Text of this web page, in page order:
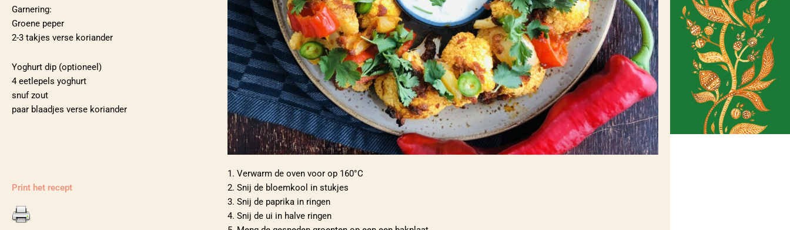
Garnering:
Groene peper
2-3 takjes verse koriander
Yoghurt dip (optioneel)
4 eetlepels yoghurt
snuf zout
paar blaadjes verse koriander
Print het recept
1. Verwarm de oven voor op 160°C
2. Snij de bloemkool in stukjes
3. Snij de paprika in ringen
4. Snij de ui in halve ringen